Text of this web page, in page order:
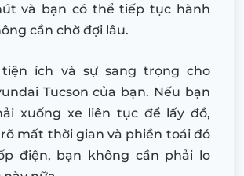
và bạn có thể tiếp tục hành
cần chờ đợi lâu.
ích và sự sang trọng cho
Tucson của bạn. Nếu bạn
xuống xe liên tục để lấy đồ,
mất thời gian và phiền toái đó
điện, bạn không cần phải lo